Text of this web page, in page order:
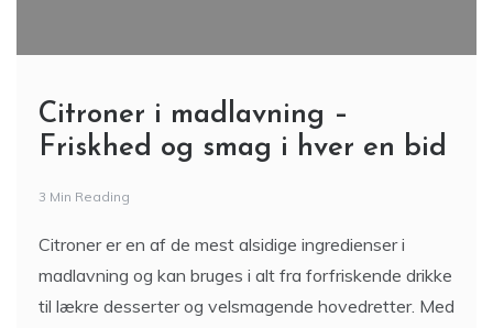
Citroner i madlavning –
Friskhed og smag i hver en bid
3 Min Reading
Citroner er en af de mest alsidige ingredienser i
madlavning og kan bruges i alt fra forfriskende drikke
til lækre desserter og velsmagende hovedretter. Med